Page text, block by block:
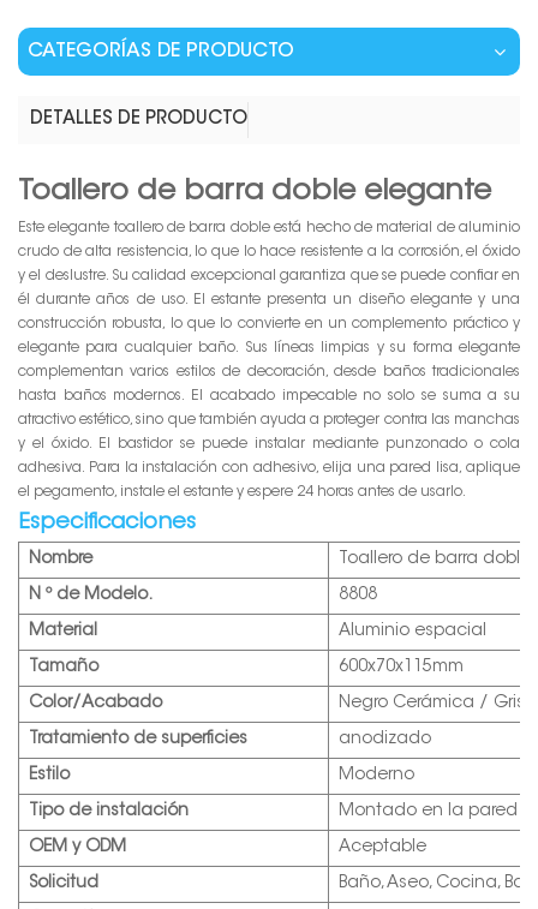
CATEGORÍAS DE PRODUCTO
DETALLES DE PRODUCTO
Toallero de barra doble elegante
Este elegante toallero de barra doble está hecho de material de aluminio
crudo de alta resistencia, lo que lo hace resistente a la corrosión, el óxido
y el deslustre. Su calidad excepcional garantiza que se puede confiar en
él durante años de uso. El estante presenta un diseño elegante y una
construcción robusta, lo que lo convierte en un complemento práctico y
elegante para cualquier baño. Sus líneas limpias y su forma elegante
complementan varios estilos de decoración, desde baños tradicionales
hasta baños modernos. El acabado impecable no solo se suma a su
atractivo estético, sino que también ayuda a proteger contra las manchas
y el óxido. El bastidor se puede instalar mediante punzonado o cola
adhesiva. Para la instalación con adhesivo, elija una pared lisa, aplique
el pegamento, instale el estante y espere 24 horas antes de usarlo.
Especificaciones
Nombre Toallero de barra
N º de Modelo. 8808
Material Aluminio espacial
Tamaño 600x70x115mm
Color/Acabado Negro Cerámica / Gris
Tratamiento de superficies anodizado
Estilo Moderno
Tipo de instalación Montado en la pared
OEM y ODM Aceptable
Solicitud Baño, Aseo, Cocina,